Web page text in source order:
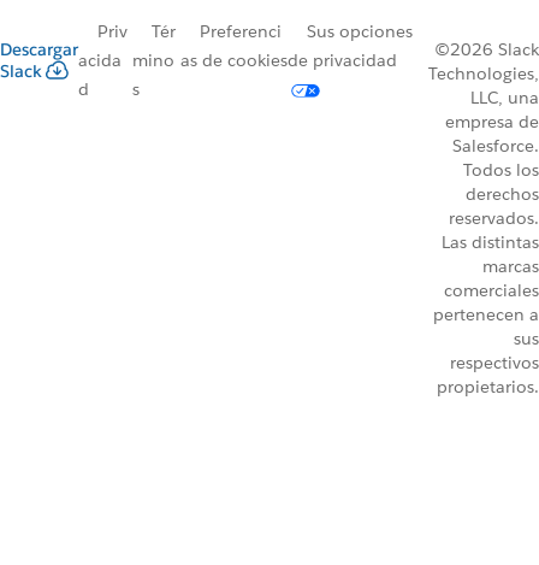
Descargar
Slack
Priv
acida
d
Tér
mino
s
Preferenci
as de cookies
Sus opciones
de privacidad
©2026 Slack
Technologies,
LLC, una
empresa de
Salesforce.
Todos los
derechos
reservados.
Las distintas
marcas
comerciales
pertenecen a
sus
respectivos
propietarios.